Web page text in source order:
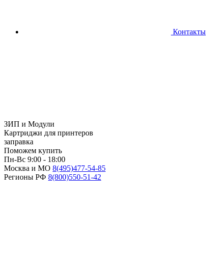
Контакты
ЗИП и Модули
Картриджи для принтеров
заправка
Поможем купить
Пн-Вс 9:00 - 18:00
Москва и МО 8(495)477-54-85
Регионы РФ 8(800)550-51-42